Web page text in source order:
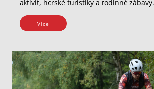
aktivit, horské turistiky a rodinné zábavy.
Vice